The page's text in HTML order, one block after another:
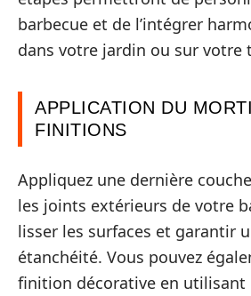
barbecue et de l’intégrer
dans votre jardin ou sur votre
APPLICATION DU
FINITIONS
Appliquez une dernière
les joints extérieurs de votre
lisser les surfaces et garantir
étanchéité. Vous pouvez
finition décorative en utilisant